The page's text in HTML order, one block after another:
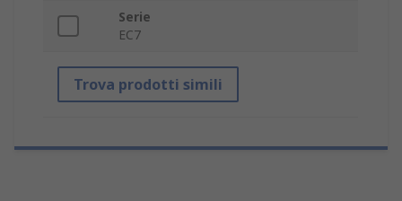
Serie
EC7
Trova prodotti simili